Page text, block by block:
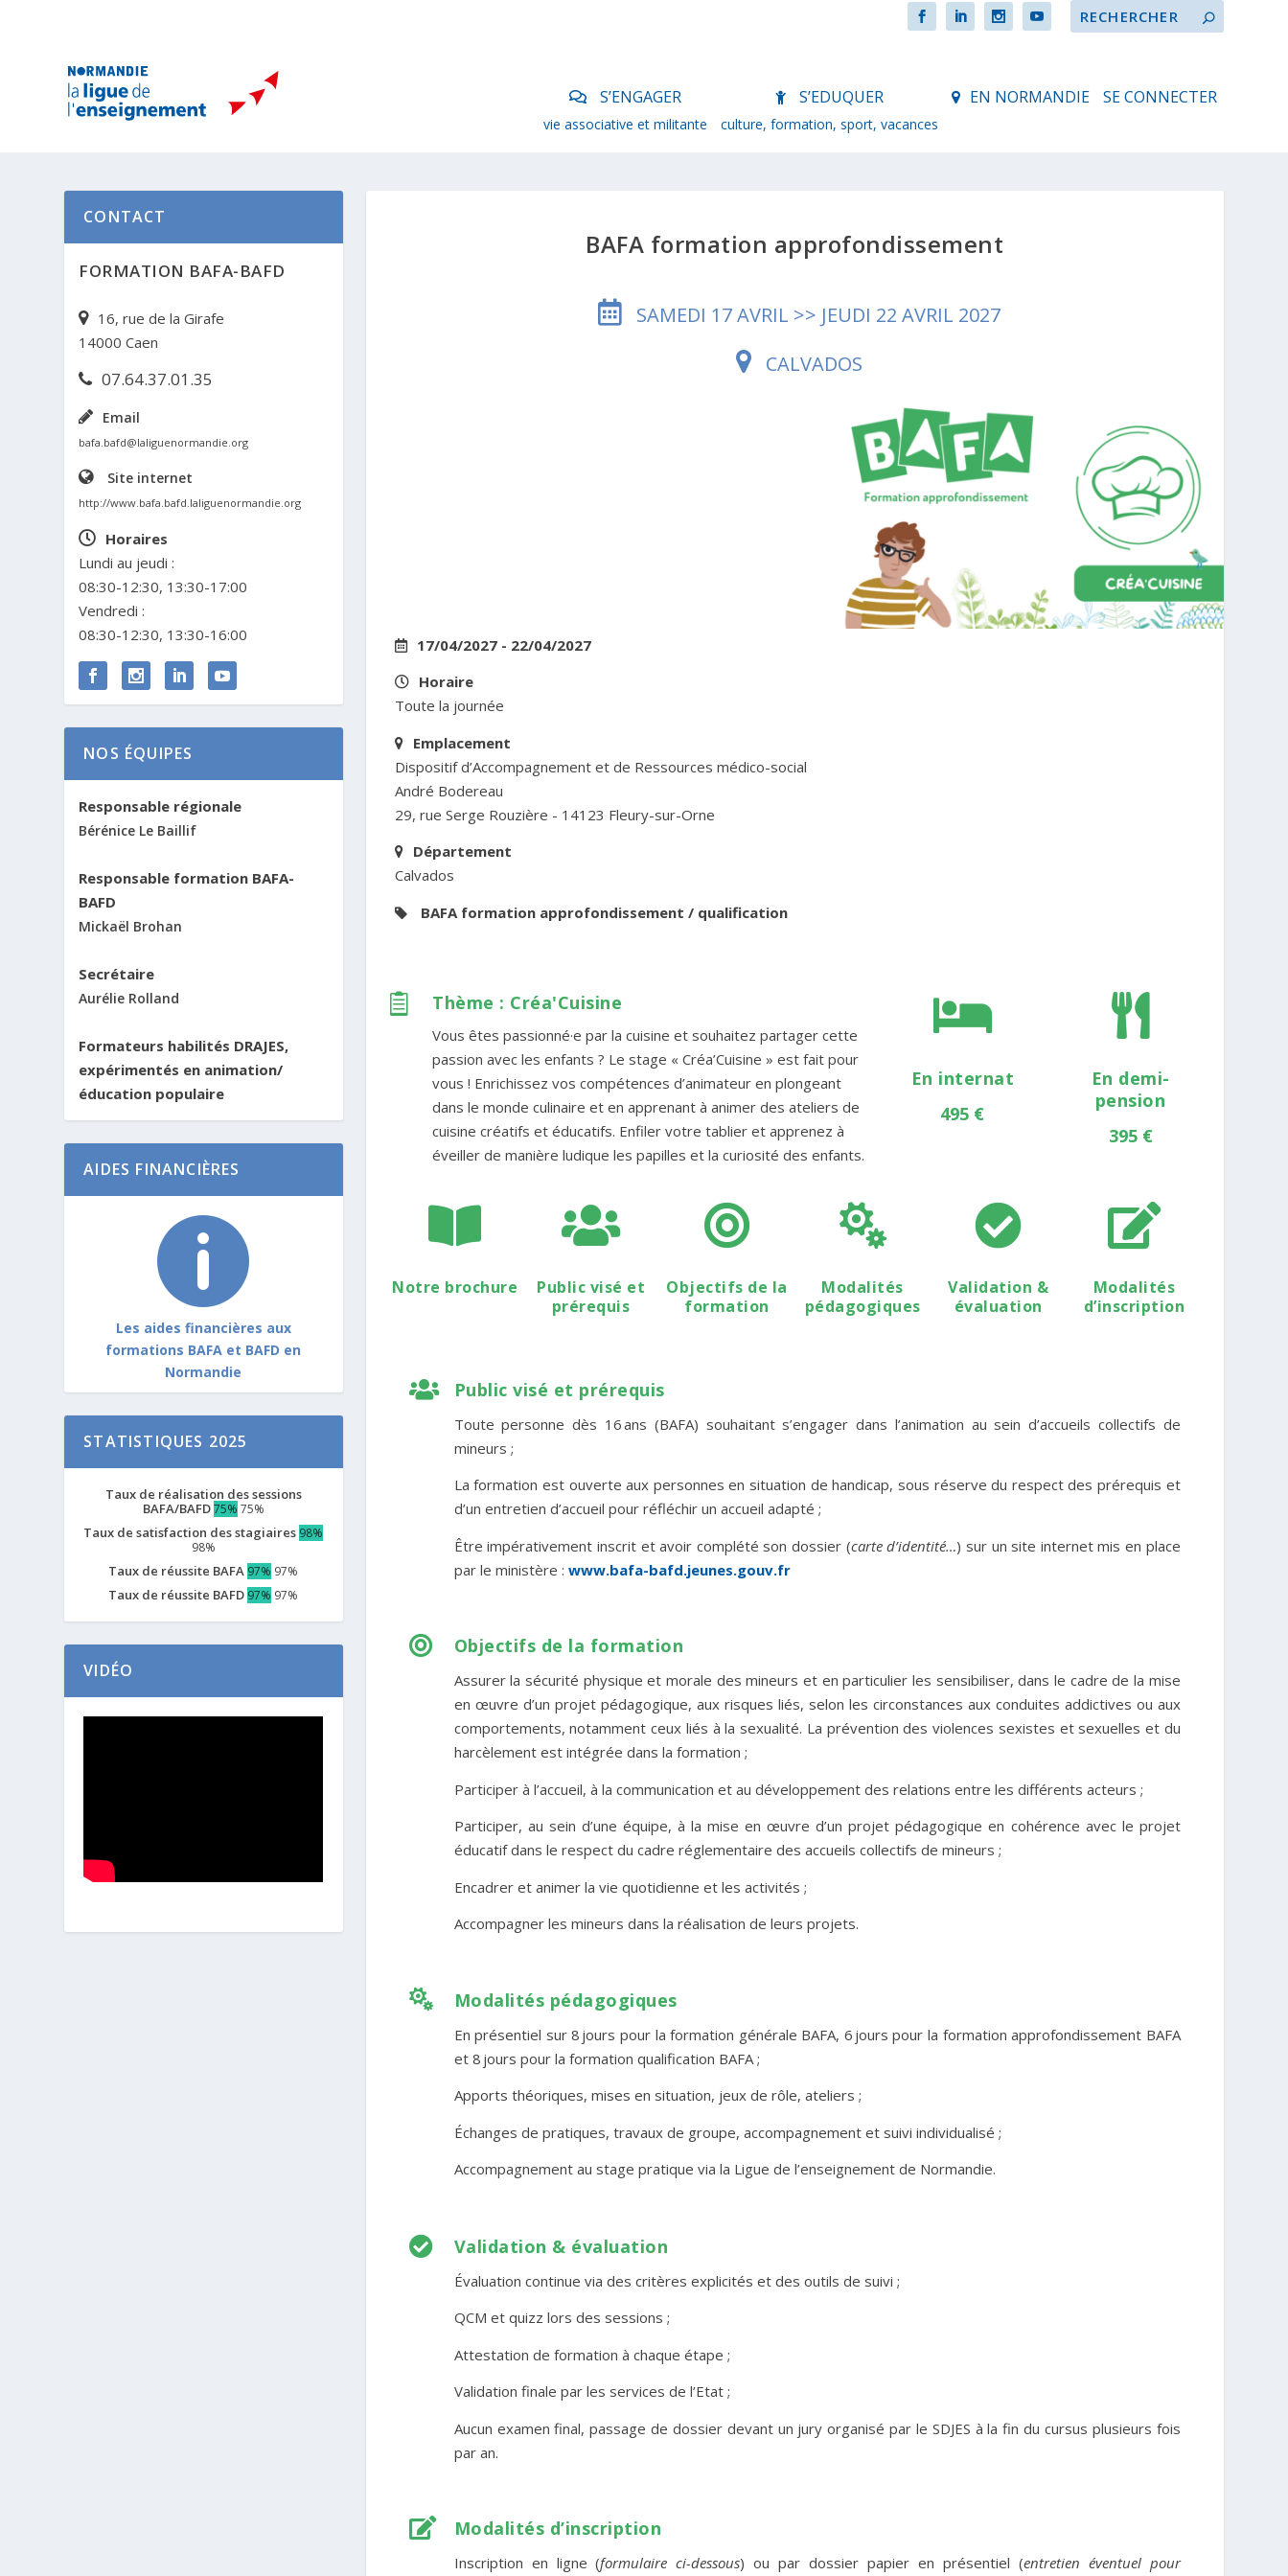
S’ENGAGER
vie associative et militante
S’EDUQUER
culture, formation, sport, vacances
EN NORMANDIE SE CONNECTER
BAFA formation approfondissement
SAMEDI 17 AVRIL >> JEUDI 22 AVRIL 2027
CALVADOS
17/04/2027 - 22/04/2027
Horaire
Toute la journée
Emplacement
Dispositif d’Accompagnement et de Ressources médico-social
André Bodereau
29, rue Serge Rouzière - 14123 Fleury-sur-Orne
Département
Calvados
BAFA formation approfondissement / qualification
 Thème : Créa'Cuisine
Vous êtes passionné·e par la cuisine et souhaitez partager cette
passion avec les enfants ? Le stage « Créa’Cuisine » est fait pour
vous ! Enrichissez vos compétences d’animateur en plongeant
dans le monde culinaire et en apprenant à animer des ateliers de
cuisine créatifs et éducatifs. Enfiler votre tablier et apprenez à
éveiller de manière ludique les papilles et la curiosité des enfants.

En internat
495 €

En demi-
pension
395 €

Notre brochure

Public visé et
prérequis

Objectifs de la
formation

Modalités
pédagogiques

Validation &
évaluation

Modalités
d’inscription
 Public visé et prérequis
Toute personne dès 16 ans (BAFA) souhaitant s’engager dans l’animation au sein d’accueils collectifs de
mineurs ;
La formation est ouverte aux personnes en situation de handicap, sous réserve du respect des prérequis et
d’un entretien d’accueil pour réfléchir un accueil adapté ;
Être impérativement inscrit et avoir complété son dossier (carte d’identité…) sur un site internet mis en place
par le ministère : www.bafa-bafd.jeunes.gouv.fr
 Objectifs de la formation
Assurer la sécurité physique et morale des mineurs et en particulier les sensibiliser, dans le cadre de la mise
en œuvre d’un projet pédagogique, aux risques liés, selon les circonstances aux conduites addictives ou aux
comportements, notamment ceux liés à la sexualité. La prévention des violences sexistes et sexuelles et du
harcèlement est intégrée dans la formation ;
Participer à l’accueil, à la communication et au développement des relations entre les différents acteurs ;
Participer, au sein d’une équipe, à la mise en œuvre d’un projet pédagogique en cohérence avec le projet
éducatif dans le respect du cadre réglementaire des accueils collectifs de mineurs ;
Encadrer et animer la vie quotidienne et les activités ;
Accompagner les mineurs dans la réalisation de leurs projets.
 Modalités pédagogiques
En présentiel sur 8 jours pour la formation générale BAFA, 6 jours pour la formation approfondissement BAFA
et 8 jours pour la formation qualification BAFA ;
Apports théoriques, mises en situation, jeux de rôle, ateliers ;
Échanges de pratiques, travaux de groupe, accompagnement et suivi individualisé ;
Accompagnement au stage pratique via la Ligue de l’enseignement de Normandie.
 Validation & évaluation
Évaluation continue via des critères explicités et des outils de suivi ;
QCM et quizz lors des sessions ;
Attestation de formation à chaque étape ;
Validation finale par les services de l’Etat;
Aucun examen final, passage de dossier devant un jury organisé par le SDJES à la fin du cursus plusieurs fois
par an.
 Modalités d’inscription
Inscription en ligne (formulaire ci-dessous) ou par dossier papier en présentiel (entretien éventuel pour
CONTACT
FORMATION BAFA-BAFD
16, rue de la Girafe
14000 Caen
07.64.37.01.35
Email
bafa.bafd@laliguenormandie.org
Site internet
http://www.bafa.bafd.laliguenormandie.org
Horaires
Lundi au jeudi :
08:30-12:30, 13:30-17:00
Vendredi :
08:30-12:30, 13:30-16:00
NOS ÉQUIPES
Responsable régionale
Bérénice Le Baillif
Responsable formation BAFA-
BAFD
Mickaël Brohan
Secrétaire
Aurélie Rolland
Formateurs habilités DRAJES,
expérimentés en animation/
éducation populaire
AIDES FINANCIÈRES

Les aides financières aux
formations BAFA et BAFD en
Normandie
STATISTIQUES 2025
Taux de réalisation des sessions
BAFA/BAFD75% 75%
Taux de satisfaction des stagiaires 98%
98%
Taux de réussite BAFA 97% 97%
Taux de réussite BAFD 97% 97%
VIDÉO